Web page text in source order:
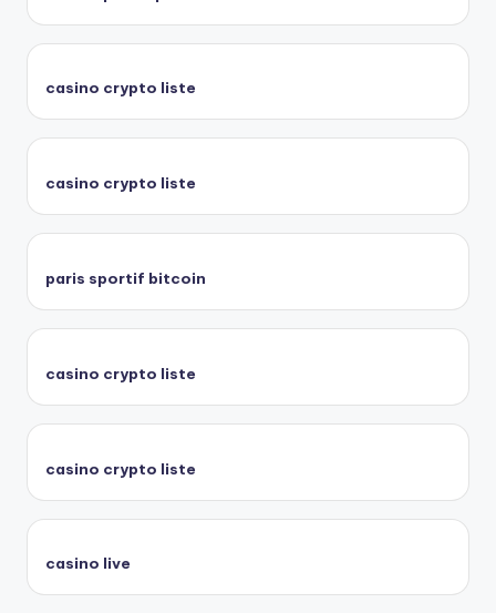
casino crypto liste
casino crypto liste
paris sportif bitcoin
casino crypto liste
casino crypto liste
casino live